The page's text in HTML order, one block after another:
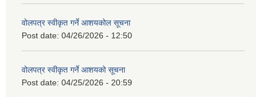
वोलपत्र स्वीकृत गर्ने आशयकोल सूचना
Post date: 04/26/2026 - 12:50
वोलपत्र स्वीकृत गर्ने आशयको सूचना
Post date: 04/25/2026 - 20:59